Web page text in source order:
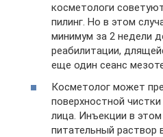
косметологи
пилинг. Но в этом
минимум за 2 недели
реабилитации,
еще один сеанс
Косметолог может
поверхностной
лица. Инъекции в
питательный раствор